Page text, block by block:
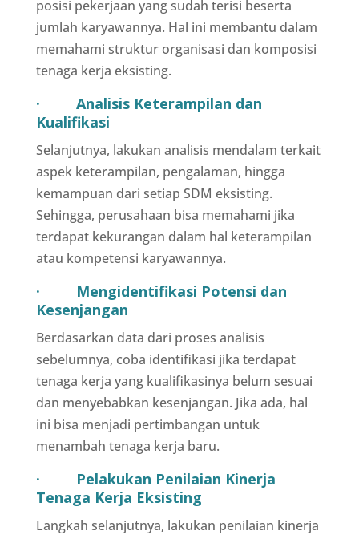
posisi pekerjaan yang sudah terisi beserta
jumlah karyawannya. Hal ini membantu dalam
memahami struktur organisasi dan komposisi
tenaga kerja eksisting.
· Analisis Keterampilan dan
Kualifikasi
Selanjutnya, lakukan analisis mendalam terkait
aspek keterampilan, pengalaman, hingga
kemampuan dari setiap SDM eksisting.
Sehingga, perusahaan bisa memahami jika
terdapat kekurangan dalam hal keterampilan
atau kompetensi karyawannya.
· Mengidentifikasi Potensi dan
Kesenjangan
Berdasarkan data dari proses analisis
sebelumnya, coba identifikasi jika terdapat
tenaga kerja yang kualifikasinya belum sesuai
dan menyebabkan kesenjangan. Jika ada, hal
ini bisa menjadi pertimbangan untuk
menambah tenaga kerja baru.
· Pelakukan Penilaian Kinerja
Tenaga Kerja Eksisting
Langkah selanjutnya, lakukan penilaian kinerja